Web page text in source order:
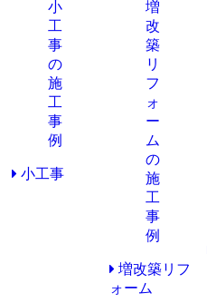
小工事
増改築リフ
ォーム